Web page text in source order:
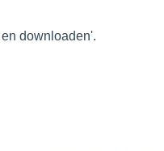
downloaden'.